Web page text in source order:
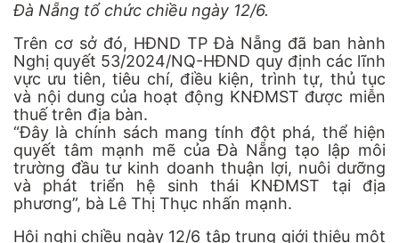
Đà Nẵng tổ chức chiều ngày 12/6.
Trên cơ sở đó, HĐND TP Đà Nẵng đã ban hành
Nghị quyết 53/2024/NQ-HĐND quy định các lĩnh
vực ưu tiên, tiêu chí, điều kiện, trình tự, thủ tục
và nội dung của hoạt động KNĐMST được miễn
thuế trên địa bàn.
“Đây là chính sách mang tính đột phá, thể hiện
quyết tâm mạnh mẽ của Đà Nẵng tạo lập môi
trường đầu tư kinh doanh thuận lợi, nuôi dưỡng
và phát triển hệ sinh thái KNĐMST tại địa
phương”, bà Lê Thị Thục nhấn mạnh.
Hội nghị chiều ngày 12/6 tập trung giới thiệu một